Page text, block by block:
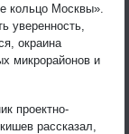
кольцо Москвы».
уверенность,
окраина
микрорайонов и
проектно-
рассказал,